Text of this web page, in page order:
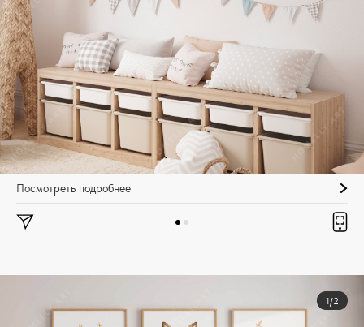
Посмотреть подробнее
1/2